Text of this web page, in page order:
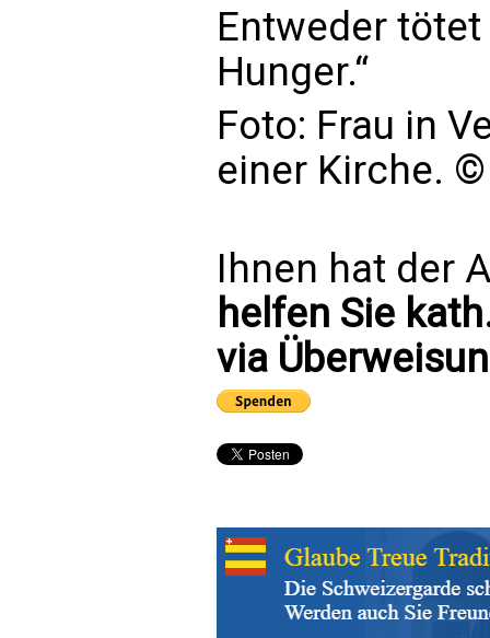
Entweder
Hunger.“
Foto: Frau in
einer Kirche.
Ihnen hat der
helfen Sie
via